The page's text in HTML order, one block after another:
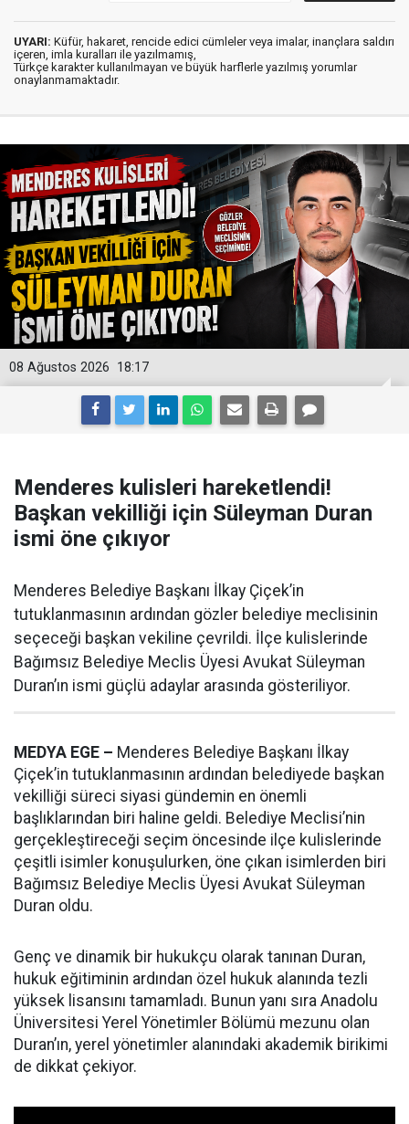
UYARI: Küfür, hakaret, rencide edici cümleler veya imalar, inançlara saldırı
içeren, imla kuralları ile yazılmamış,
Türkçe karakter kullanılmayan ve büyük harflerle yazılmış yorumlar
onaylanmamaktadır.
18:17
08 Ağustos 2026
Menderes kulisleri hareketlendi!
Başkan vekilliği için Süleyman Duran
ismi öne çıkıyor
Menderes Belediye Başkanı İlkay Çiçek’in
tutuklanmasının ardından gözler belediye meclisinin
seçeceği başkan vekiline çevrildi. İlçe kulislerinde
Bağımsız Belediye Meclis Üyesi Avukat Süleyman
Duran’ın ismi güçlü adaylar arasında gösteriliyor.
MEDYA EGE – Menderes Belediye Başkanı İlkay
Çiçek’in tutuklanmasının ardından belediyede başkan
vekilliği süreci siyasi gündemin en önemli
başlıklarından biri haline geldi. Belediye Meclisi’nin
gerçekleştireceği seçim öncesinde ilçe kulislerinde
çeşitli isimler konuşulurken, öne çıkan isimlerden biri
Bağımsız Belediye Meclis Üyesi Avukat Süleyman
Duran oldu.
Genç ve dinamik bir hukukçu olarak tanınan Duran,
hukuk eğitiminin ardından özel hukuk alanında tezli
yüksek lisansını tamamladı. Bunun yanı sıra Anadolu
Üniversitesi Yerel Yönetimler Bölümü mezunu olan
Duran’ın, yerel yönetimler alanındaki akademik birikimi
de dikkat çekiyor.